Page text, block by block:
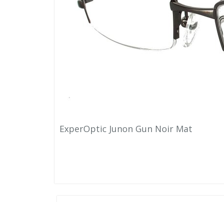
ExperOptic Junon Gun Noir Mat